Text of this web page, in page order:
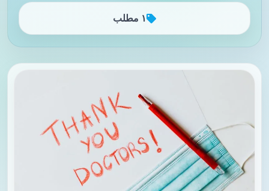
۱ مطلب